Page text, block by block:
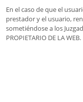
En el caso de que el
prestador y el usuario,
sometiéndose a los
PROPIETARIO DE LA WEB.